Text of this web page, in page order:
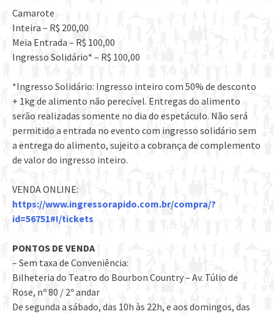
Camarote
Inteira – R$ 200,00
Meia Entrada – R$ 100,00
Ingresso Solidário* – R$ 100,00
*Ingresso Solidário: Ingresso inteiro com 50% de desconto
+ 1kg de alimento não perecível. Entregas do alimento
serão realizadas somente no dia do espetáculo. Não será
permitido a entrada no evento com ingresso solidário sem
a entrega do alimento, sujeito a cobrança de complemento
de valor do ingresso inteiro.
VENDA ONLINE:
https://www.ingressorapido.com.br/compra/?
id=56751#!/tickets
PONTOS DE VENDA
– Sem taxa de Conveniência:
Bilheteria do Teatro do Bourbon Country – Av. Túlio de
Rose, nº 80 / 2º andar
De segunda a sábado, das 10h às 22h, e aos domingos, das